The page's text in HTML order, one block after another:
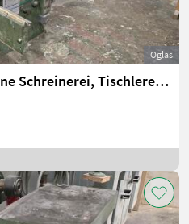
Oglas
Bäuerle Tischfräsmaschine Schreinerei, Tischlerei, SFM